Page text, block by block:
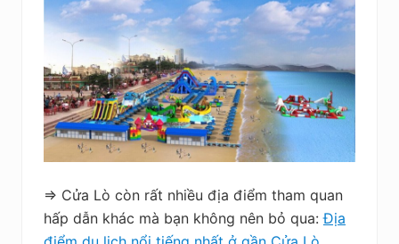
=> Cửa Lò còn rất nhiều địa điểm tham quan
hấp dẫn khác mà bạn không nên bỏ qua:Địa